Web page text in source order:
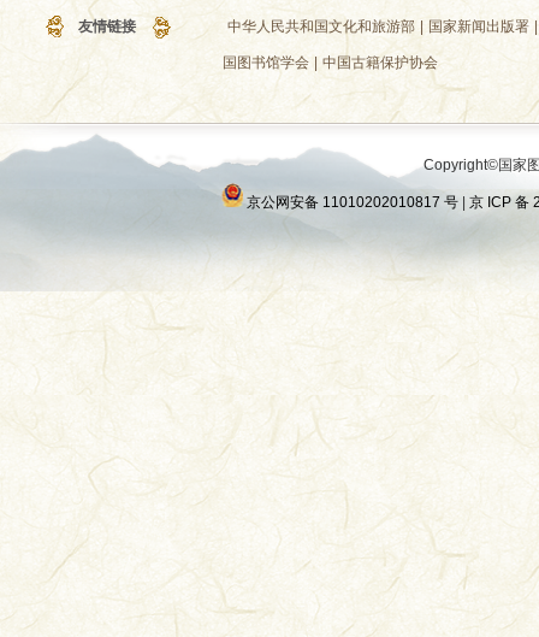
友情链接 中华人民共和国文化和旅游部 国家新闻出版署
国图书馆学会 中国古籍保护协会
Copyright©国家
京公网安备 11010202010817 号 京 ICP 备